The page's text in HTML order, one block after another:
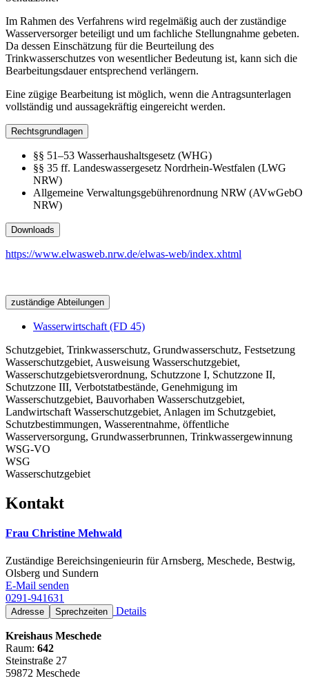
Im Rahmen des Verfahrens wird regelmäßig auch der zuständige
Wasserversorger beteiligt und um fachliche Stellungnahme gebeten.
Da dessen Einschätzung für die Beurteilung des
Trinkwasserschutzes von wesentlicher Bedeutung ist, kann sich die
Bearbeitungsdauer entsprechend verlängern.
Eine zügige Bearbeitung ist möglich, wenn die Antragsunterlagen
vollständig und aussagekräftig eingereicht werden.
Rechtsgrundlagen
§§ 51–53 Wasserhaushaltsgesetz (WHG)
§§ 35 ff. Landeswassergesetz Nordrhein-Westfalen (LWG
NRW)
Allgemeine Verwaltungsgebührenordnung NRW (AVwGebO
NRW)
Downloads
https://www.elwasweb.nrw.de/elwas-web/index.xhtml
zuständige Abteilungen
Wasserwirtschaft (FD 45)
Schutzgebiet, Trinkwasserschutz, Grundwasserschutz, Festsetzung
Wasserschutzgebiet, Ausweisung Wasserschutzgebiet,
Wasserschutzgebietsverordnung, Schutzzone I, Schutzzone II,
Schutzzone III, Verbotstatbestände, Genehmigung im
Wasserschutzgebiet, Bauvorhaben Wasserschutzgebiet,
Landwirtschaft Wasserschutzgebiet, Anlagen im Schutzgebiet,
Schutzbestimmungen, Wasserentnahme, öffentliche
Wasserversorgung, Grundwasserbrunnen, Trinkwassergewinnung
WSG-VO
WSG
Wasserschutzgebiet
Kontakt
Frau Christine Mehwald
Zuständige Bereichsingenieurin für Arnsberg, Meschede, Bestwig,
Olsberg und Sundern
E-Mail senden
0291-941631
Adresse Sprechzeiten Details
Kreishaus Meschede
Raum: 642
Steinstraße 27
59872 Meschede